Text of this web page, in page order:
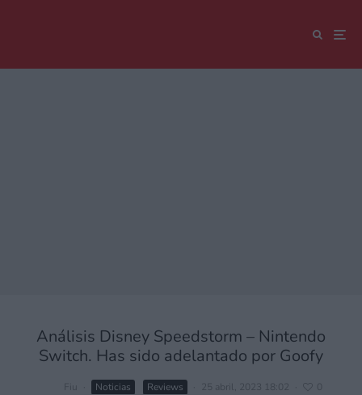
Análisis Disney Speedstorm – Nintendo
Switch. Has sido adelantado por Goofy
Fiu Noticias Reviews 25 abril, 2023 18:02 0